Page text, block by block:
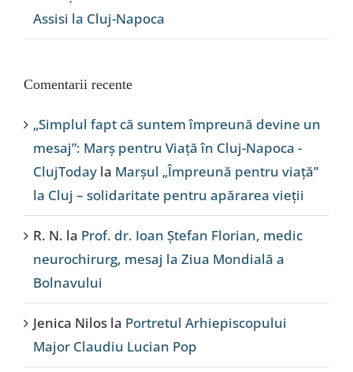
Assisi la Cluj-Napoca
Comentarii recente
„Simplul fapt că suntem împreună devine un
mesaj”: Marș pentru Viață în Cluj-Napoca -
ClujToday la Marșul „Împreună pentru viață”
la Cluj – solidaritate pentru apărarea vieții
R. N. la Prof. dr. Ioan Ștefan Florian, medic
neurochirurg, mesaj la Ziua Mondială a
Bolnavului
Jenica Nilos la Portretul Arhiepiscopului
Major Claudiu Lucian Pop